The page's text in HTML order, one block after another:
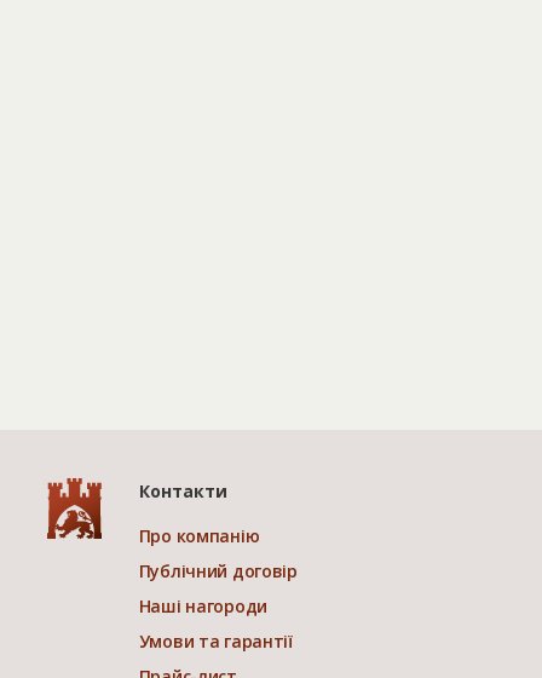
Контакти
Про компанію
Публічний договір
Наші нагороди
Умови та гарантії